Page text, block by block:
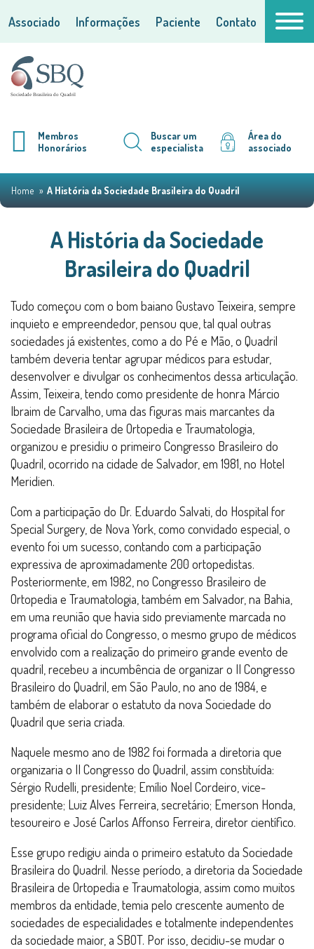
Associado Informações Paciente Contato
Membros
Honorários
Buscar um
especialista
Área do
associado
Home A História da Sociedade Brasileira do Quadril
A História da Sociedade
Brasileira do Quadril
Tudo começou com o bom baiano Gustavo Teixeira, sempre
inquieto e empreendedor, pensou que, tal qual outras
sociedades já existentes, como a do Pé e Mão, o Quadril
também deveria tentar agrupar médicos para estudar,
desenvolver e divulgar os conhecimentos dessa articulação.
Assim, Teixeira, tendo como presidente de honra Márcio
Ibraim de Carvalho, uma das figuras mais marcantes da
Sociedade Brasileira de Ortopedia e Traumatologia,
organizou e presidiu o primeiro Congresso Brasileiro do
Quadril, ocorrido na cidade de Salvador, em 1981, no Hotel
Meridien.
Com a participação do Dr. Eduardo Salvati, do Hospital for
Special Surgery, de Nova York, como convidado especial, o
evento foi um sucesso, contando com a participação
expressiva de aproximadamente 200 ortopedistas.
Posteriormente, em 1982, no Congresso Brasileiro de
Ortopedia e Traumatologia, também em Salvador, na Bahia,
em uma reunião que havia sido previamente marcada no
programa oficial do Congresso, o mesmo grupo de médicos
envolvido com a realização do primeiro grande evento de
quadril, recebeu a incumbência de organizar o II Congresso
Brasileiro do Quadril, em São Paulo, no ano de 1984, e
também de elaborar o estatuto da nova Sociedade do
Quadril que seria criada.
Naquele mesmo ano de 1982 foi formada a diretoria que
organizaria o II Congresso do Quadril, assim constituída:
Sérgio Rudelli, presidente; Emílio Noel Cordeiro, vice-
presidente; Luiz Alves Ferreira, secretário; Emerson Honda,
tesoureiro e José Carlos Affonso Ferreira, diretor científico.
Esse grupo redigiu ainda o primeiro estatuto da Sociedade
Brasileira do Quadril. Nesse período, a diretoria da Sociedade
Brasileira de Ortopedia e Traumatologia, assim como muitos
membros da entidade, temia pelo crescente aumento de
sociedades de especialidades e totalmente independentes
da sociedade maior, a SBOT. Por isso, decidiu-se mudar o